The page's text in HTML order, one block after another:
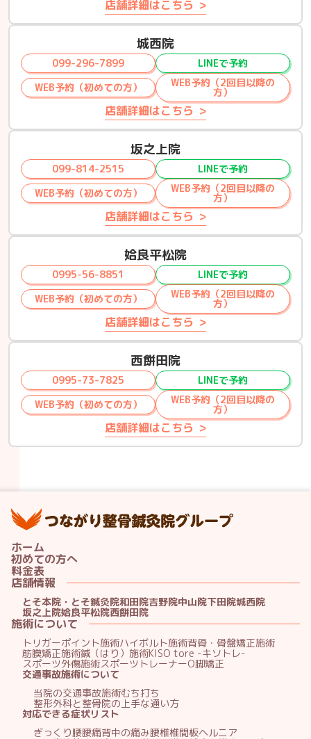
店舗詳細はこちら
城西院
099-296-7899
LINEで予約
WEB予約（初めての方）
WEB予約（2回目以降の
方）
店舗詳細はこちら
坂之上院
099-814-2515
LINEで予約
WEB予約（初めての方）
WEB予約（2回目以降の
方）
店舗詳細はこちら
姶良平松院
0995-56-8851
LINEで予約
WEB予約（初めての方）
WEB予約（2回目以降の
方）
店舗詳細はこちら
西餅田院
0995-73-7825
LINEで予約
WEB予約（初めての方）
WEB予約（2回目以降の
方）
店舗詳細はこちら
腸腰筋の施術を予約
ホーム
初めての方へ
料金表
店舗情報
とそ本院・とそ鍼灸院和田院吉野院中山院下田院城西院
坂之上院姶良平松院西餅田院
施術について
トリガーポイント施術ハイボルト施術背骨・骨盤矯正施術
筋膜矯正施術鍼（はり）施術KISO tore -キソトレ-
スポーツ外傷施術スポーツトレーナーO脚矯正
交通事故施術について
当院の交通事故施術むち打ち
整形外科と整骨院の上手な通い方
対応できる症状リスト
ぎっくり腰腰痛背中の痛み腰椎椎間板ヘルニア